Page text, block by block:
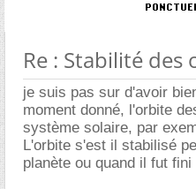
Re : Stabilité des
je suis pas sur d'avoir
moment donné, l'orbite
système solaire, par
L'orbite s'est il stabilisé
planète ou quand il fut fini